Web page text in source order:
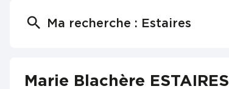
Ma recherche : Estaires
Marie Blachère ESTAIRES